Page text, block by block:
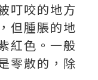
叮咬的地方
但腫脹的地
紅色。一般
零散的，除